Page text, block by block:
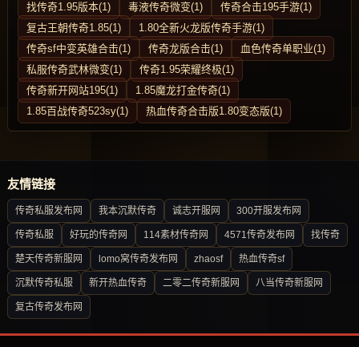
找传奇1.95版本(1)
毒液传奇微变(1)
传奇合击195手游(1)
复古王朝传奇1.85(1)
1.80全新火龙版传奇手游(1)
传奇sf中变英雄合击(1)
传奇龙版合击(1)
血色传奇单职业(1)
私服传奇武林微变(1)
传奇1.95荣耀终极(1)
传奇新开网站195(1)
1.85魔龙打金传奇(1)
1.85百战传奇523sy(1)
热血传奇合击版1.80变态版(1)
友情链接
传奇私服发布网 我本沉默传奇 诚志开服网 300开服发布网
传奇私服 好玩的传奇网 114素材传奇网 4571传奇发布网 找传奇
楚天传奇新服网 lomo窝传奇发布网 zhaosf 热血传奇sf
沉默传奇私服 新开热血传奇 二零二传奇新服网 八当传奇新服网
复古传奇发布网